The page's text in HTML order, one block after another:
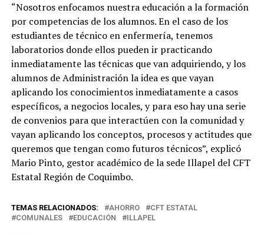
“Nosotros enfocamos nuestra educación a la formación
por competencias de los alumnos. En el caso de los
estudiantes de técnico en enfermería, tenemos
laboratorios donde ellos pueden ir practicando
inmediatamente las técnicas que van adquiriendo, y los
alumnos de Administración la idea es que vayan
aplicando los conocimientos inmediatamente a casos
específicos, a negocios locales, y para eso hay una serie
de convenios para que interactúen con la comunidad y
vayan aplicando los conceptos, procesos y actitudes que
queremos que tengan como futuros técnicos”, explicó
Mario Pinto, gestor académico de la sede Illapel del CFT
Estatal Región de Coquimbo.
TEMAS RELACIONADOS: AHORRO
CFT ESTATAL
COMUNALES
EDUCACIÓN ILLAPEL